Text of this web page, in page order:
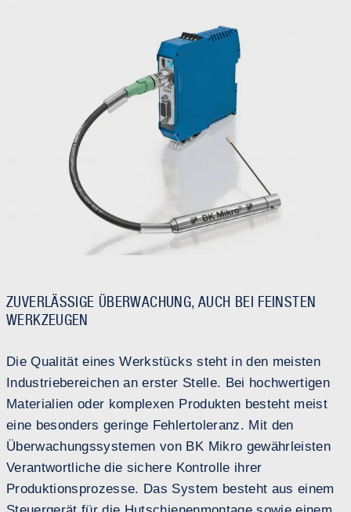
ZUVERLÄSSIGE ÜBERWACHUNG, AUCH BEI FEINSTEN
WERKZEUGEN
Die Qualität eines Werkstücks steht in den meisten
Industriebereichen an erster Stelle. Bei hochwertigen
Materialien oder komplexen Produkten besteht meist
eine besonders geringe Fehlertoleranz. Mit den
Überwachungssystemen von BK Mikro gewährleisten
Verantwortliche die sichere Kontrolle ihrer
Produktionsprozesse. Das System besteht aus einem